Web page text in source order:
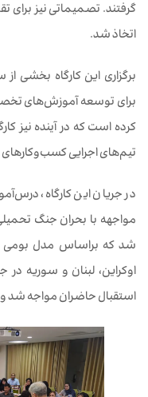
گرفتند. تصمیماتی نیز
اتخاذ شد.
برگزاری این کارگاه بخشی
برای توسعه آموزش‌های
کرده است که در آینده نیز
تیم‌های اجرایی کسب‌وکارهای
در جریان این کارگاه،
شد که براساس مدل بومی
اوکراین، لبنان و سوریه در
استقبال حاضران مواجه شد و